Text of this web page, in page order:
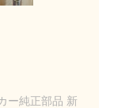
ー純正部品 新